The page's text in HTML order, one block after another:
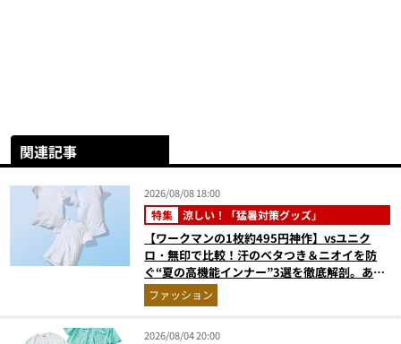
関連記事
2026/08/08 18:00
特集 涼しい！「猛暑対策グッズ」
【ワークマンの1枚約495円神作】vsユニク
ロ・無印で比較！汗のベタつき＆ニオイを防
ぐ“夏の高機能インナー”3選を徹底解剖。あな
たに最適な1着は？
ファッション
2026/08/04 20:00